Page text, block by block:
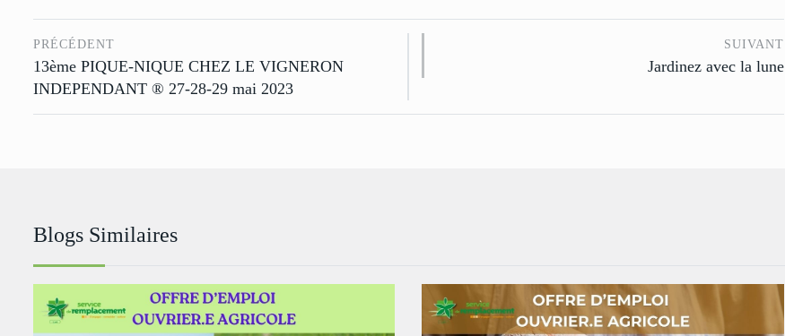
PRÉCÉDENT
13ème PIQUE-NIQUE CHEZ LE VIGNERON
INDEPENDANT ® 27-28-29 mai 2023
SUIVANT
Jardinez avec la lune
Blogs Similaires